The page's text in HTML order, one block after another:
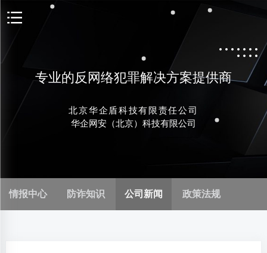
专业的反网络犯罪解决方案提供商
北京华企盾科技有限责任公司
华企网安（北京）科技有限公司
情报中心 防诈知识 公司新闻 政策法规